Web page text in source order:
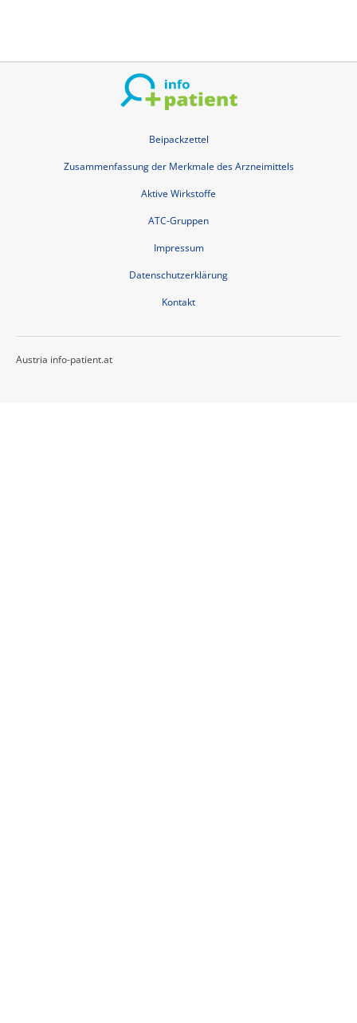
Beipackzettel
Zusammenfassung der Merkmale des Arzneimittels
Aktive Wirkstoffe
ATC-Gruppen
Impressum
Datenschutzerklärung
Kontakt
Austria info-patient.at